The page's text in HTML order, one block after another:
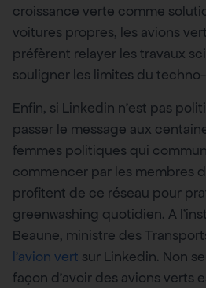
croissance verte comme
voitures propres, les avions
préfèrent relayer les travaux
souligner les limites du
Enfin, si Linkedin n’est pas
passer le message aux
femmes politiques qui
commencer par les membres
profitent de ce réseau pour
greenwashing quotidien. A
Beaune, ministre des
l’avion vert sur Linkedin. Non
façon d’avoir des avions verts